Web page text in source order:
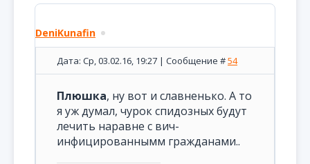
DeniKunafin
Дата: Ср, 03.02.16, 19:27 | Сообщение #54
Плюшка, ну вот и славненько. А то
я уж думал, чурок спидозных будут
лечить наравне с вич-
инфицированнымм гражданами..